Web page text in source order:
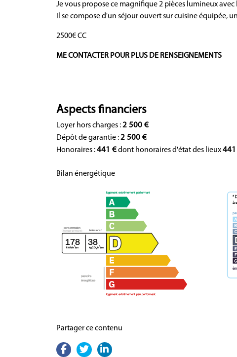
Je vous propose ce magnifique 2 pièces lumineux
Il se compose d'un séjour ouvert sur cuisine équipée,
2500€ CC
ME CONTACTER POUR PLUS DE RENSEIGNEMENTS
Aspects financiers
Loyer hors charges :2 500 €
Dépôt de garantie :2 500 €
Honoraires :441 €dont honoraires d'état des lieux
Bilan énergétique
passoire
énergétique
logement extrêmement performant
logement extrêmement peu performant
consommation
(énergie primaire)
178
kWh/m²/an
émissions*
38
kgCO2/m
²
/an
*
à
Partager ce contenu